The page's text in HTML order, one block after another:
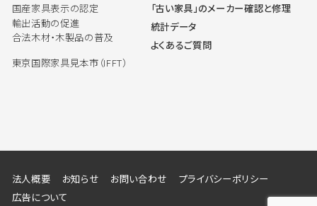
国産家具表示の認定
輸出活動の促進
合法木材・木製品の普及
東京国際家具見本市（IFFT）
「古い家具」のメーカー確認と修理
統計データ
よくあるご質問
法人概要 お知らせ お問い合わせ
プライバシーポリシー
広告について